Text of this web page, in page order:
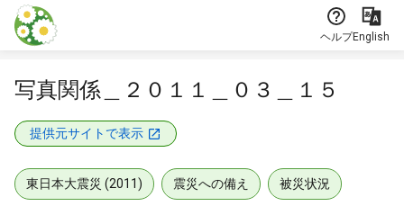
本文に飛ぶ
ヘルプEnglish
写真関係＿２０１１＿０３＿１５
提供元サイトで表示
東日本大震災 (2011) 震災への備え 被災状況